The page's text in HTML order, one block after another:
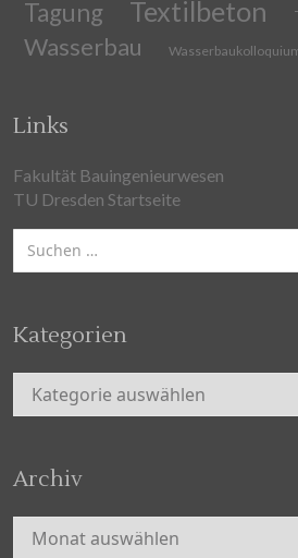
Tagung Textilbeton
Wasserbau
Links
Fakultät Bauingenieurwesen
TU Dresden Startseite
Suchen
nach:
Kategorien
Kategorien
Archiv
Archiv